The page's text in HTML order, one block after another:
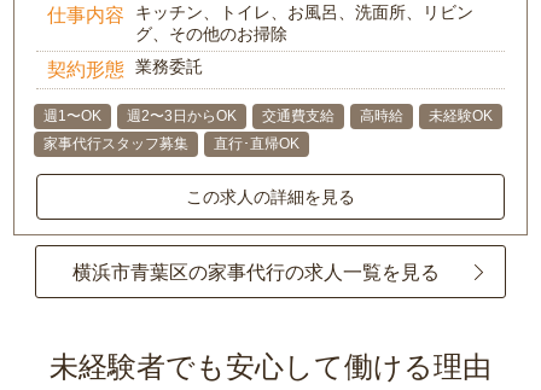
仕事内容
キッチン、トイレ、お風呂、洗面所、リビン
グ、その他のお掃除
契約形態 業務委託
週1〜OK 週2〜3日からOK 交通費支給 高時給
未経験OK
家事代行スタッフ募集
直行･直帰OK
この求人の詳細を見る
横浜市青葉区の家事代行の求人一覧を見る
未経験者でも安心して働ける理由